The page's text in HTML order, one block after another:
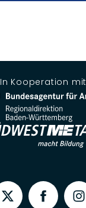
In Kooperation mit